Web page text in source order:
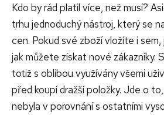
Kdo by rád platil více, než musí?
trhu jednoduchý nástroj, který se
cen. Pokud své zboží vložíte i
jak můžete získat nové zákazníky.
totiž s oblibou využívány všemi
před koupí dražší položky. Jde o
nebyla v porovnání s ostatními